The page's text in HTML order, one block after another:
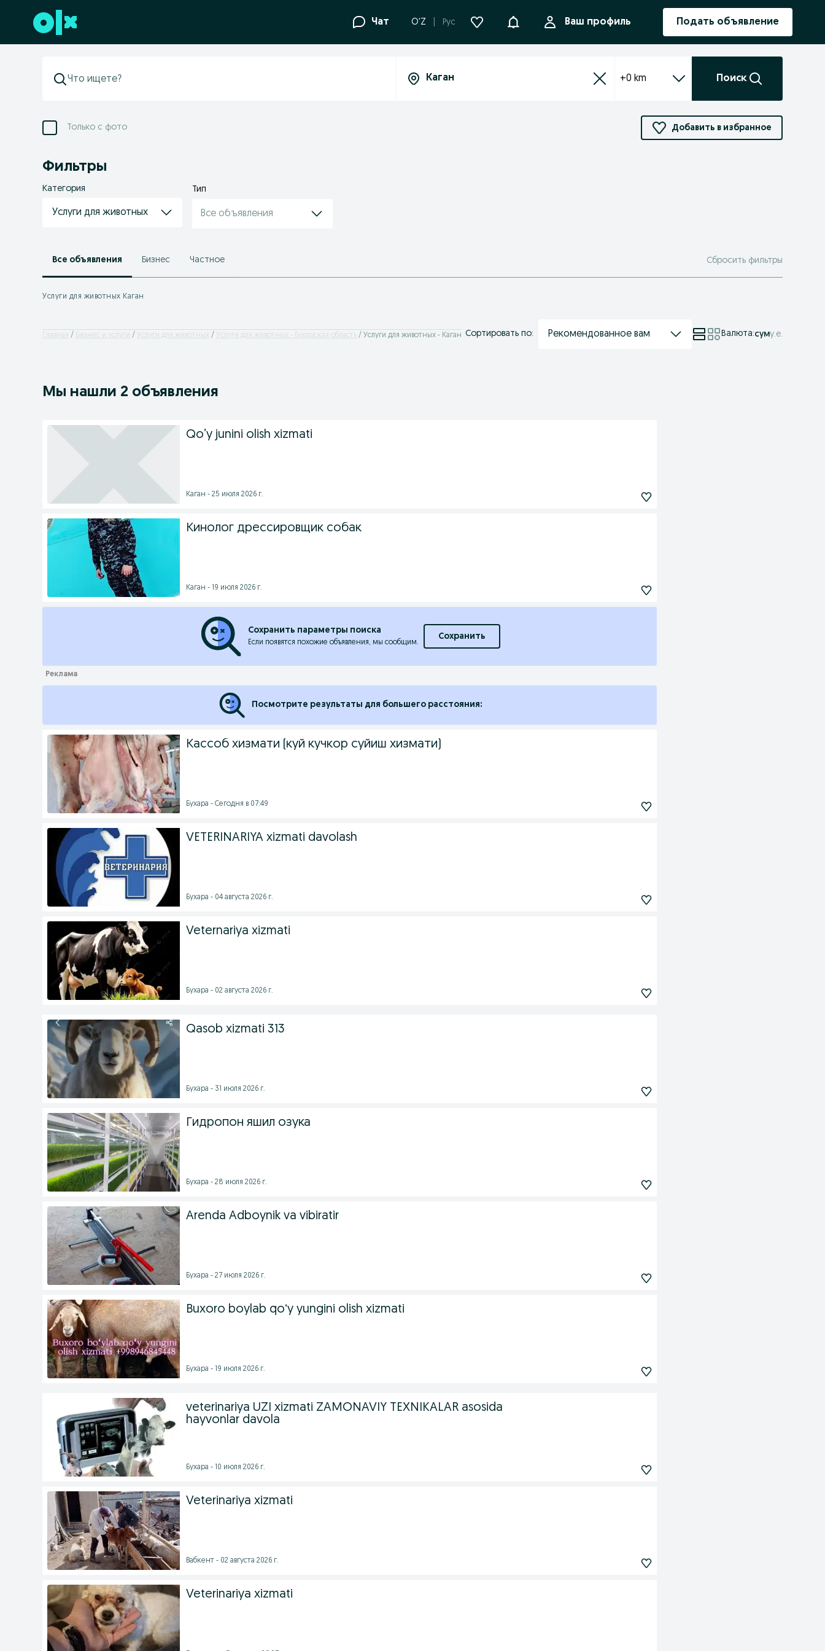
Перейти к нижнему колонтитулу Чат O'Z Рус УведомленияВаш профиль Подать объявление
+0 km Поиск
Только с фото Добавить в избранное
Фильтры
Категория
Услуги для животных
Тип
Все объявления
Все объявления Бизнес Частное Сбросить фильтры
Услуги для животных Каган
Главная Бизнес и услуги Услуги для животных Услуги для животных - Бухарская область Услуги для животных - Каган Сортировать по: Рекомендованное вам Валюта:суму.е.
Мы нашли 2 объявления
Qo’y junini olish xizmati
Каган - 25 июля 2026 г.
Кинолог дрессировщик собак
Каган - 19 июля 2026 г.
Сохранить параметры поиска
Если появятся похожие объявления, мы сообщим.
Сохранить
Посмотрите результаты для большего расстояния:
Кассоб хизмати (куй кучкор суйиш хизмати)
Бухара - Сегодня в 07:49
VETERINARIYA xizmati davolash
Бухара - 04 августа 2026 г.
Veternariya xizmati
Бухара - 02 августа 2026 г.
Qasob xizmati 313
Бухара - 31 июля 2026 г.
Гидропон яшил озука
Бухара - 28 июля 2026 г.
Arenda Adboynik va vibiratir
Бухара - 27 июля 2026 г.
Buxoro boylab qoʻy yungini olish xizmati
Бухара - 19 июля 2026 г.
veterinariya UZI xizmati ZAMONAVIY TEXNIKALAR asosida
hayvonlar davola
Бухара - 10 июля 2026 г.
Veterinariya xizmati
Вабкент - 02 августа 2026 г.
Veterinariya xizmati